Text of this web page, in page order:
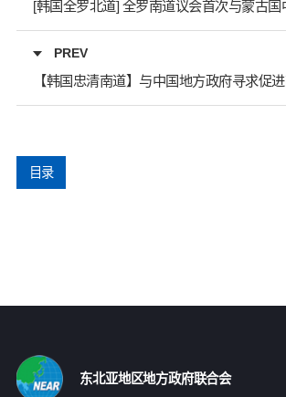
PREV
目录
东北亚地区地方政府联合会